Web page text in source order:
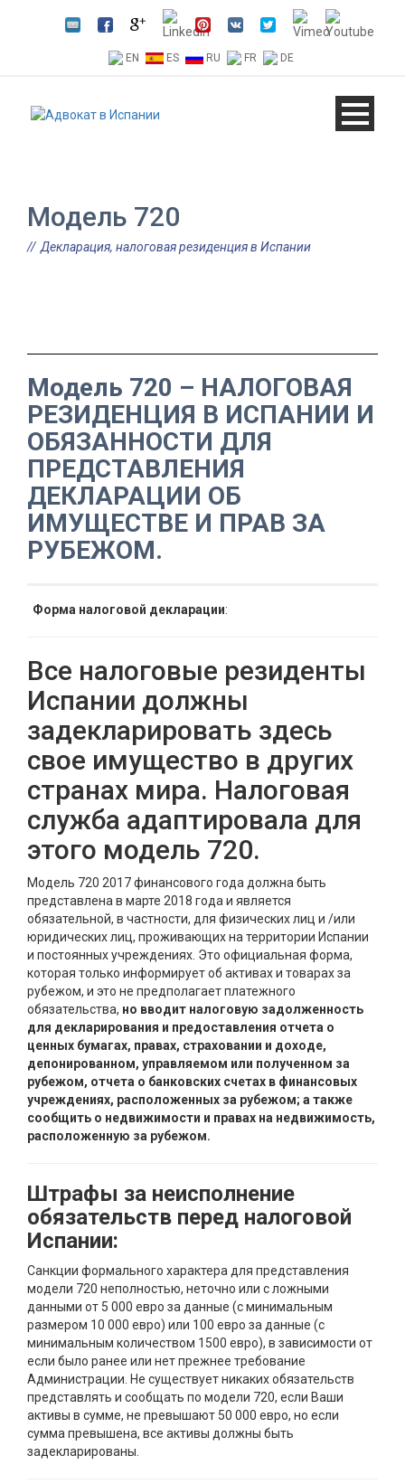
EN ES RU FR DE
Модель 720
Декларация, налоговая резиденция в Испании
Модель 720 – НАЛОГОВАЯ
РЕЗИДЕНЦИЯ В ИСПАНИИ И
ОБЯЗАННОСТИ ДЛЯ
ПРЕДСТАВЛЕНИЯ
ДЕКЛАРАЦИИ ОБ
ИМУЩЕСТВЕ И ПРАВ ЗА
РУБЕЖОМ.
Форма налоговой декларации:
Все налоговые резиденты
Испании должны
задекларировать здесь
свое имущество в других
странах мира. Налоговая
служба адаптировала для
этого модель 720.
Модель 720 2017 финансового года должна быть
представлена в марте 2018 года и является
обязательной, в частности, для физических лиц и /или
юридических лиц, проживающих на территории Испании
и постоянных учреждениях. Это официальная форма,
которая только информирует об активах и товарах за
рубежом, и это не предполагает платежного
обязательства, но вводит налоговую задолженность
для декларирования и предоставления отчета о
ценных бумагах, правах, страховании и доходе,
депонированном, управляемом или полученном за
рубежом, отчета о банковских счетах в финансовых
учреждениях, расположенных за рубежом; а также
сообщить о недвижимости и правах на недвижимость,
расположенную за рубежом.
Штрафы за неисполнение
обязательств перед налоговой
Испании:
Санкции формального характера для представления
модели 720 неполностью, неточно или с ложными
данными от 5 000 евро за данные (с минимальным
размером 10 000 евро) или 100 евро за данные (с
минимальным количеством 1500 евро), в зависимости от
если было ранее или нет прежнее требование
Администрации. Не существует никаких обязательств
представлять и сообщать по модели 720, если Ваши
активы в сумме, не превышают 50 000 евро, но если
сумма превышена, все активы должны быть
задекларированы.